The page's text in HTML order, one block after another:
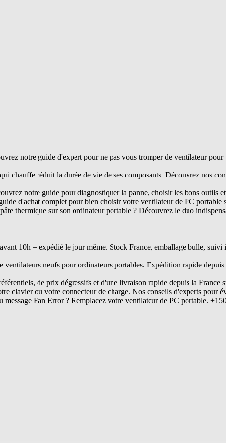
notre guide d'expert pour ne pas vous tromper de ventilateur
chauffe réduit la durée de vie de ses composants. Découvrez nos
notre guide pour diagnostiquer la panne, choisir les bons outils
d'achat complet pour bien choisir votre ventilateur de PC
thermique sur son ordinateur portable ? Découvrez le duo
10h = expédié le jour même. Stock France, emballage bulle, suivi
ventilateurs neufs pour ordinateurs portables. Expédition rapide depuis
de prix dégressifs et d'une livraison rapide depuis la France
clavier ou votre connecteur de charge. Nos conseils d'experts pour
message Fan Error ? Remplacez votre ventilateur de PC portable.